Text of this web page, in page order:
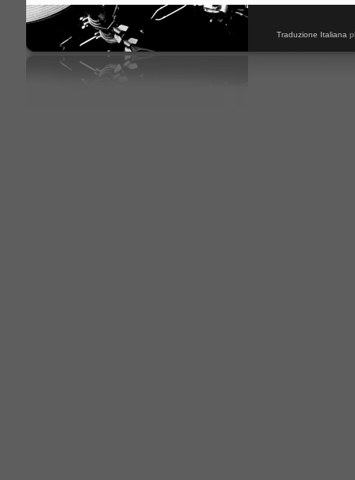
Traduzione Italiana